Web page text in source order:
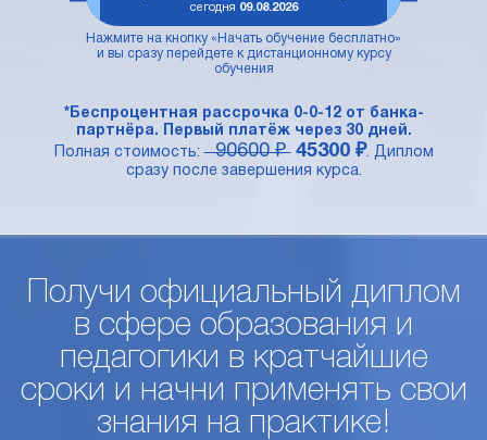
сегодня 09.08.2026
Нажмите на кнопку «Начать обучение бесплатно»
и вы сразу перейдете к дистанционному курсу
обучения
*Беспроцентная рассрочка 0-0-12 от банка-
партнёра. Первый платёж через 30 дней.
Полная стоимость:90600 ₽ 45300 ₽. Диплом
сразу после завершения курса.
Получи официальный диплом
в сфере образования и
педагогики в кратчайшие
сроки и начни применять свои
знания на практике!